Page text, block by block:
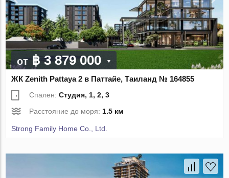
от ฿ 3 879 000
ЖК Zenith Pattaya 2 в Паттайе, Таиланд № 164855
Спален:Студия, 1, 2, 3
Расстояние до моря: 1.5 км
Strong Family Home Co., Ltd.